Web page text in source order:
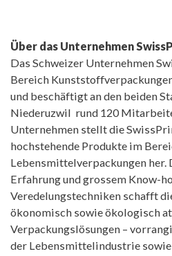
Über das Unternehmen
Das Schweizer Unternehmen
Bereich
und beschäftigt an den beiden
Niederuzwil rund 120
Unternehmen stellt die
hochstehende Produkte im
Lebensmittelverpackungen her.
Erfahrung und grossem Know-
Veredelungstechniken schafft
ökonomisch sowie ökologisch
Verpackungslösungen –
der Lebensmittelindustrie